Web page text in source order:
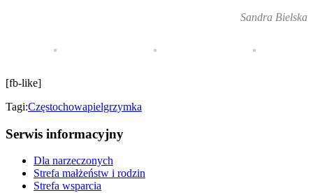
Sandra Bielska
[fb-like]
Tagi:Częstochowapielgrzymka
Serwis informacyjny
Dla narzeczonych
Strefa małżeństw i rodzin
Strefa wsparcia